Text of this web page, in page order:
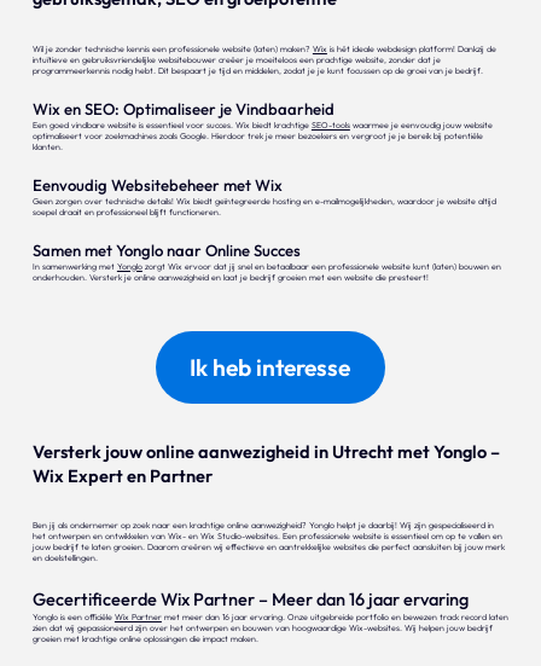
Wil je zonder technische kennis een professionele website (laten) maken? Wix is hét ideale webdesign platform! Dankzij de
intuïtieve en gebruiksvriendelijke websitebouwer creëer je moeiteloos een prachtige website, zonder dat je
programmeerkennis nodig hebt. Dit bespaart je tijd en middelen, zodat je je kunt focussen op de groei van je bedrijf.
Wix en SEO: Optimaliseer je Vindbaarheid
Een goed vindbare website is essentieel voor succes. Wix biedt krachtige SEO-toolswaarmee je eenvoudig jouw website
optimaliseert voor zoekmachines zoals Google. Hierdoor trek je meer bezoekers en vergroot je je bereik bij potentiële
klanten.
Eenvoudig Websitebeheer met Wix
Geen zorgen over technische details! Wix biedt geïntegreerde hosting en e-mailmogelijkheden, waardoor je website altijd
soepel draait en professioneel blijft functioneren.
Samen met Yonglo naar Online Succes
In samenwerking met Yonglozorgt Wix ervoor dat jij snel en betaalbaar een professionele website kunt (laten) bouwen en
onderhouden. Versterk je online aanwezigheid en laat je bedrijf groeien met een website die presteert!
Ik heb interesse
Versterk jouw online aanwezigheid in Utrecht met Yonglo –
Wix Expert en Partner
Ben jij als ondernemer op zoek naar een krachtige online aanwezigheid? Yonglo helpt je daarbij! Wij zijn gespecialiseerd in
het ontwerpen en ontwikkelen van Wix- en Wix Studio-websites. Een professionele website is essentieel om op te vallen en
jouw bedrijf te laten groeien. Daarom creëren wij effectieve en aantrekkelijke websites die perfect aansluiten bij jouw merk
en doelstellingen.
Gecertificeerde Wix Partner – Meer dan 16 jaar ervaring
Yonglo is een officiële Wix Partnermet meer dan 16 jaar ervaring. Onze uitgebreide portfolio en bewezen track record laten
zien dat wij gepassioneerd zijn over het ontwerpen en bouwen van hoogwaardige Wix-websites. Wij helpen jouw bedrijf
groeien met krachtige online oplossingen die impact maken.
Projecten